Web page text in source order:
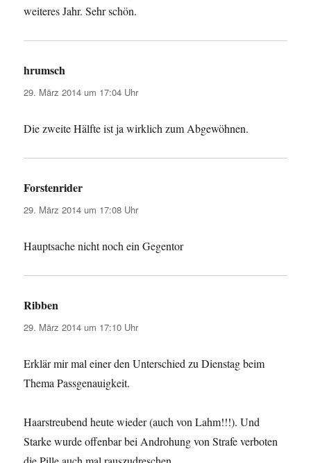
weiteres Jahr. Sehr schön.
hrumsch
29. März 2014 um 17:04 Uhr
Die zweite Hälfte ist ja wirklich zum Abgewöhnen.
Forstenrider
29. März 2014 um 17:08 Uhr
Hauptsache nicht noch ein Gegentor
Ribben
29. März 2014 um 17:10 Uhr
Erklär mir mal einer den Unterschied zu Dienstag beim
Thema Passgenauigkeit.
Haarstreubend heute wieder (auch von Lahm!!!). Und
Starke wurde offenbar bei Androhung von Strafe verboten